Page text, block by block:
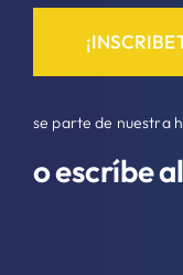
se parte de nuestra
o escríbe